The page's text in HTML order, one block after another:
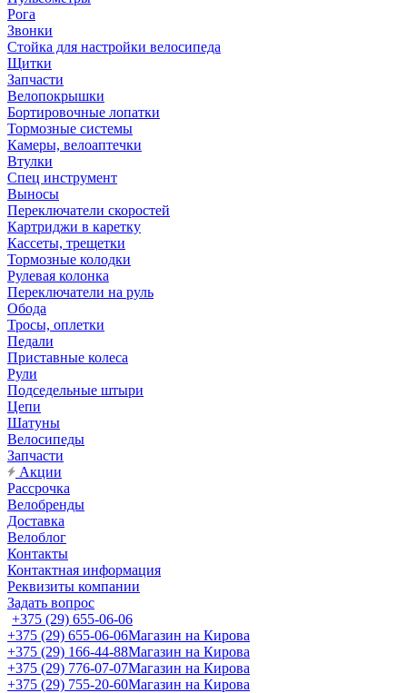
Рога
Звонки
Стойка для настройки велосипеда
Щитки
Запчасти
Велопокрышки
Бортировочные лопатки
Тормозные системы
Камеры, велоаптечки
Втулки
Спец инструмент
Выносы
Переключатели скоростей
Картриджи в каретку
Кассеты, трещетки
Тормозные колодки
Рулевая колонка
Переключатели на руль
Обода
Тросы, оплетки
Педали
Приставные колеса
Рули
Подседельные штыри
Цепи
Шатуны
Велосипеды
Запчасти
Акции
Рассрочка
Велобренды
Доставка
Велоблог
Контакты
Контактная информация
Реквизиты компании
Задать вопрос
+375 (29) 655-06-06
+375 (29) 655-06-06Магазин на Кирова
+375 (29) 166-44-88Магазин на Кирова
+375 (29) 776-07-07Магазин на Кирова
+375 (29) 755-20-60Магазин на Кирова